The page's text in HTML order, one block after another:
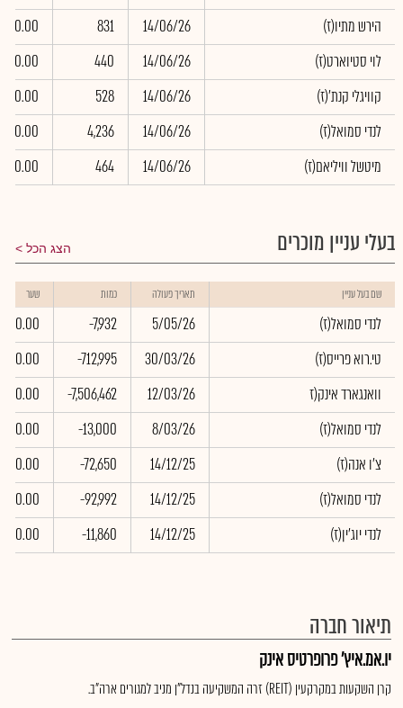
(הירש מתיו(ז
14/06/26
831
0.00
(לוי סטיוארט(ז
14/06/26
440
0.00
(קוויגלי קנת'(ז
14/06/26
528
0.00
(לנדי סמואל(ז
14/06/26
4,236
0.00
(מיטשל וויליאם(ז
14/06/26
464
0.00
בעלי עניין מוכרים הצג הכל
שם בעל עניין תאריך פעולה כמות שער
(לנדי סמואל(ז 5/05/26
-7,932
0.00
(טי.רוא פרייס(ז
30/03/26
-712,995
0.00
וואנגארד אינק(ז
12/03/26
-7,506,462
0.00
(לנדי סמואל(ז
8/03/26
-13,000
0.00
(צ'ו אנה(ז
14/12/25
-72,650
0.00
(לנדי סמואל(ז
14/12/25
-92,992
0.00
(לנדי יוג'ין(ז
14/12/25
-11,860
0.00
תיאור חברה
יו.אמ.איץ' פרופרטיס אינק
קרן השקעות במקרקעין (REIT) זרה המשקיעה בנדל"ן מניב למגורים ארה"ב.